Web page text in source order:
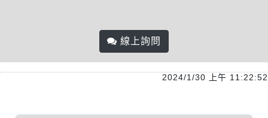
線上詢問
2024/1/30 上午 11:22:52